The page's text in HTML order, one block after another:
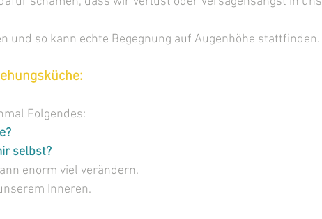
und so kann echte Begegnung auf Augenhöhe stattfinden.
Folgendes:
selbst?
enorm viel verändern.
Inneren.